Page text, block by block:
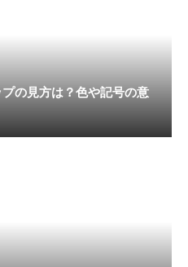
の見方は？色や記号の意